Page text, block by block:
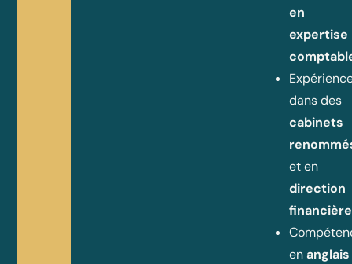
en
expertise
dans des
cabinets
et en
direction
financière
enanglais